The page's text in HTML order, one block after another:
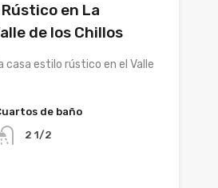
en La
de los Chillos
casa estilo rústico en el Valle
de baño
2 1/2